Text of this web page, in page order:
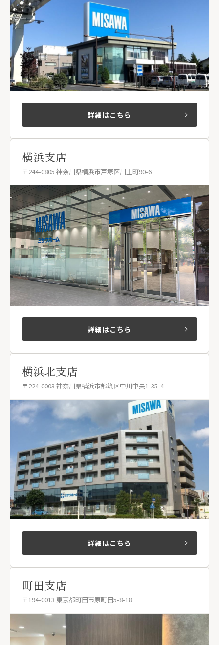
詳細はこちら
横浜支店
〒244-0805 神奈川県横浜市戸塚区川上町90-6
詳細はこちら
横浜北支店
〒224-0003 神奈川県横浜市都筑区中川中央1-35-4
詳細はこちら
町田支店
〒194-0013 東京都町田市原町田5-8-18